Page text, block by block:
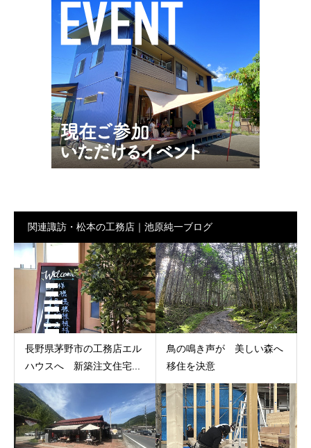
関連諏訪・松本の工務店｜池原純一ブログ
長野県茅野市の工務店エル
ハウスへ 新築注文住宅...
鳥の鳴き声が 美しい森へ
移住を決意